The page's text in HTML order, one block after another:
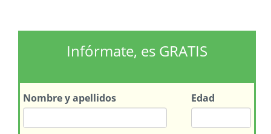
Infórmate, es GRATIS
Nombrey apellidos Edad